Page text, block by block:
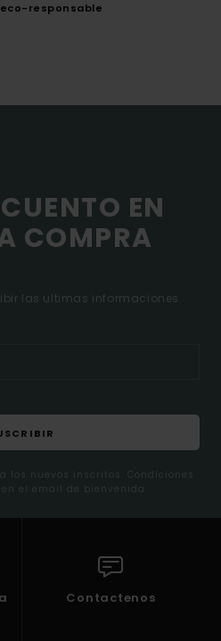
responsable
EN
COMPRA
las ultimas informaciones
los nuevos inscritos. Condiciones
el email de bienvenida
Contactenos